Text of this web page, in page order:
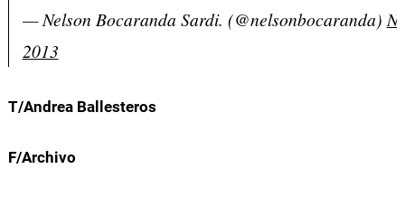
— Nelson Bocaranda Sardi. (@nelsonbocaranda)
2013
T/Andrea Ballesteros
F/Archivo